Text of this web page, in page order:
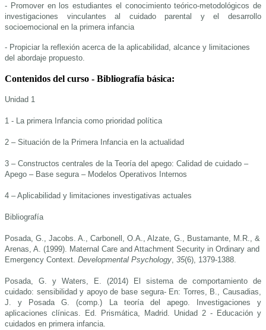
- Promover en los estudiantes el conocimiento teórico-metodológicos de
investigaciones vinculantes al cuidado parental y el desarrollo
socioemocional en la primera infancia
- Propiciar la reflexión acerca de la aplicabilidad, alcance y limitaciones
del abordaje propuesto.
Contenidos del curso - Bibliografía básica:
Unidad 1
1 - La primera Infancia como prioridad política
2 – Situación de la Primera Infancia en la actualidad
3 – Constructos centrales de la Teoría del apego: Calidad de cuidado –
Apego – Base segura – Modelos Operativos Internos
4 – Aplicabilidad y limitaciones investigativas actuales
Bibliografía
Posada, G., Jacobs. A., Carbonell, O.A., Alzate, G., Bustamante, M.R., &
Arenas, A. (1999). Maternal Care and Attachment Security in Ordinary and
Emergency Context. Developmental Psychology 35(6), 1379-1388.
Posada, G. y Waters, E. (2014) El sistema de comportamiento de
cuidado: sensibilidad y apoyo de base segura- En: Torres, B., Causadias,
J. y Posada G. (comp.) La teoría del apego. Investigaciones y
aplicaciones clínicas. Ed. Prismática, Madrid. Unidad 2 - Educación y
cuidados en primera infancia.